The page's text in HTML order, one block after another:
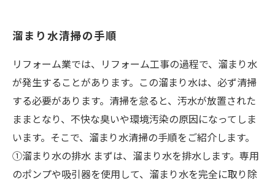
溜まり水清掃の手順
リフォーム業では、リフォーム工事の過程で、溜まり水
が発生することがあります。この溜まり水は、必ず清掃
する必要があります。清掃を怠ると、汚水が放置された
ままとなり、不快な臭いや環境汚染の原因になってしま
います。そこで、溜まり水清掃の手順をご紹介します。
①溜まり水の排水 まずは、溜まり水を排水します。専用
のポンプや吸引器を使用して、溜まり水を完全に取り除